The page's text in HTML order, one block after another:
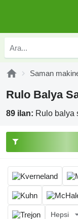
Saman
Rulo Balya
89 ilan: Rulo balya
Hepsi